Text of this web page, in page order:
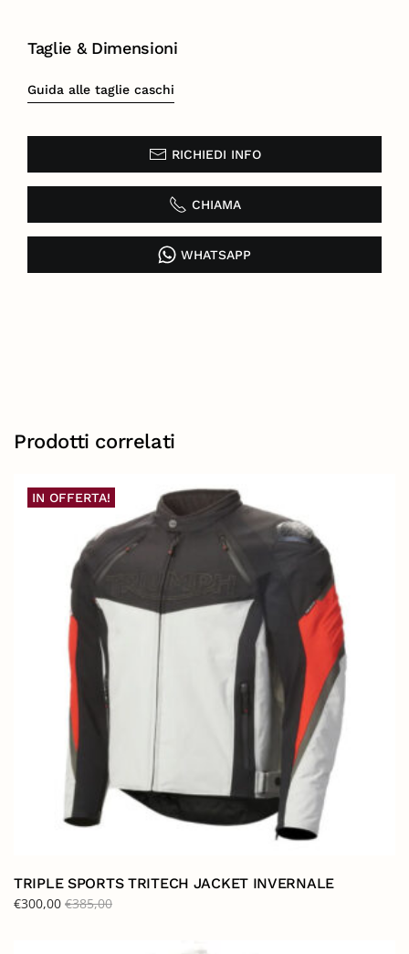
Taglie & Dimensioni
Guida alle taglie caschi
RICHIEDI INFO
CHIAMA
WHATSAPP
Prodotti correlati
IN OFFERTA!
TRIPLE SPORTS TRITECH JACKET INVERNALE
€300,00 €385,00